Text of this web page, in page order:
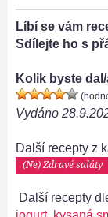
Líbí se vám
Sdílejte ho s
Kolik byste
Vydáno
Další recepty z
(Ne) Zdravé saláty
Další recepty